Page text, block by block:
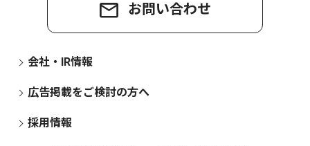
お問い合わせ
会社・IR情報
広告掲載をご検討の方へ
採用情報